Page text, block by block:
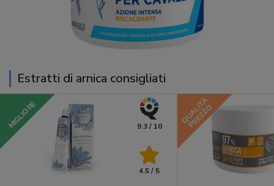
Estratti di arnica consigliati
MIGLIORE 9.3 / 10
4.5 / 5
QUALITÀ
PREZZO